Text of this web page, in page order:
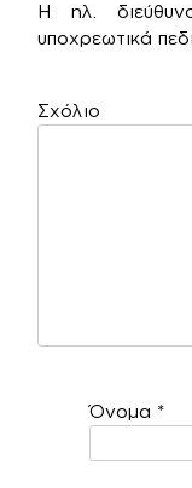
Η ηλ.
υποχρεωτικά
Όνομα *